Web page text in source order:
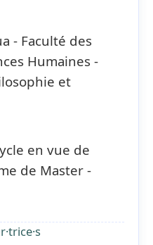
- Faculté des
Humaines -
et
en vue de
de Master -